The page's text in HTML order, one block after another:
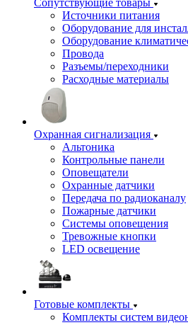
Сопутствующие товары
Источники питания
Оборудование для
Оборудование
Провода
Разъемы/переходники
Расходные материалы
Охранная сигнализация
Альтоника
Контрольные панели
Оповещатели
Охранные датчики
Передача по радиоканалу
Пожарные датчики
Системы оповещения
Тревожные кнопки
LED освещение
Готовые комплекты
Комплекты систем